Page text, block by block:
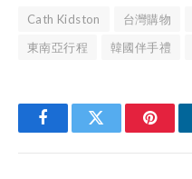
Cath Kidston 台灣購物
東南亞行程
韓國伴手禮
FacebookTwitter